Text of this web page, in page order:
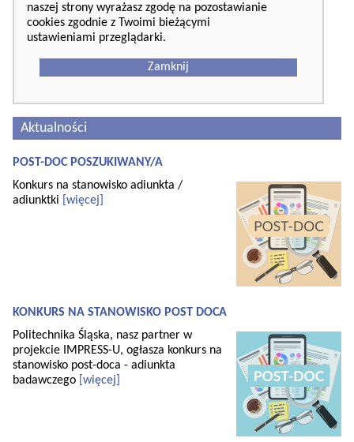
naszej strony wyrażasz zgodę na pozostawianie
cookies zgodnie z Twoimi bieżącymi
ustawieniami przeglądarki.
Zamknij
Aktualności
POST-DOC POSZUKIWANY/A
Konkurs na stanowisko adiunkta /
adiunktki
[więcej]
KONKURS NA STANOWISKO POST DOCA
Politechnika Śląska, nasz partner w
projekcie IMPRESS-U, ogłasza konkurs na
stanowisko post-doca - adiunkta
badawczego [więcej]